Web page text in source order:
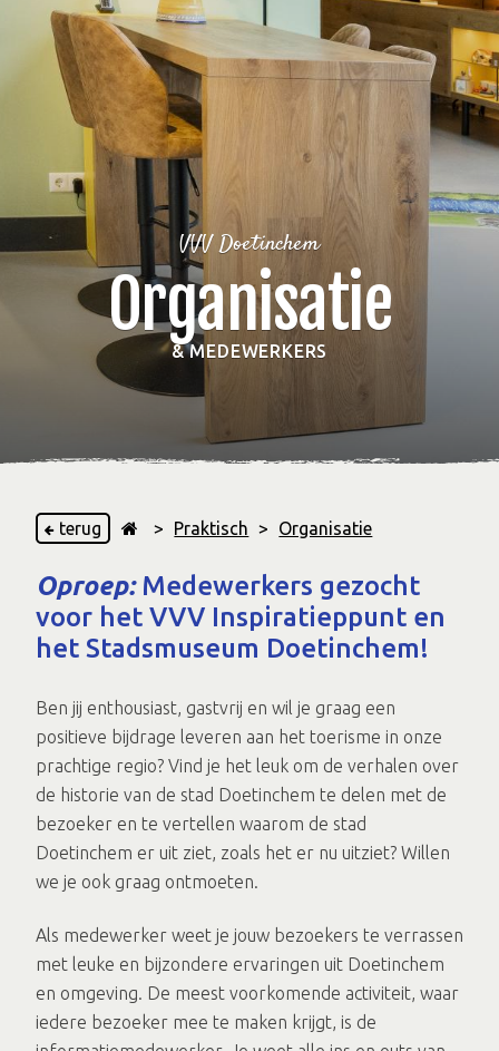
VVV Doetinchem
Organisatie
& MEDEWERKERS
terug > Praktisch > Organisatie
Oproep: Medewerkers gezocht
voor het VVV Inspiratieppunt en
het Stadsmuseum Doetinchem!
Ben jij enthousiast, gastvrij en wil je graag een
positieve bijdrage leveren aan het toerisme in onze
prachtige regio? Vind je het leuk om de verhalen over
de historie van de stad Doetinchem te delen met de
bezoeker en te vertellen waarom de stad
Doetinchem er uit ziet, zoals het er nu uitziet? Willen
we je ook graag ontmoeten.
Als medewerker weet je jouw bezoekers te verrassen
met leuke en bijzondere ervaringen uit Doetinchem
en omgeving. De meest voorkomende activiteit, waar
iedere bezoeker mee te maken krijgt, is de